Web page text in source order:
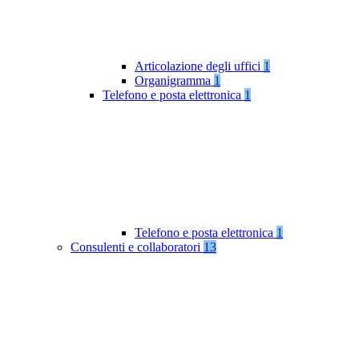
Articolazione degli uffici 1
Organigramma 1
Telefono e posta elettronica 1
Telefono e posta elettronica 1
Consulenti e collaboratori 13